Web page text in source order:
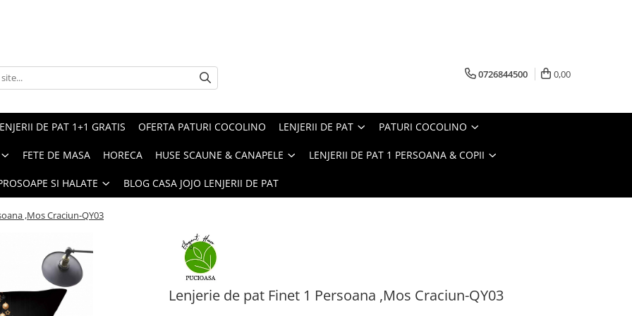
0726844500 0,00
DE PAT 1+1 GRATIS OFERTA PATURI COCOLINO LENJERII DE PAT PATURI COCOLINO
FETE DE MASA HORECA HUSE SCAUNE & CANAPELE LENJERII DE PAT 1 PERSOANA & COPII
SI HALATE BLOG CASA JOJO LENJERII DE PAT
,Mos Craciun-QY03
Lenjerie de pat Finet 1 Persoana ,Mos Craciun-QY03